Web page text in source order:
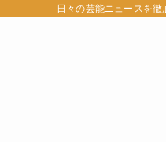
日々の芸能ニュースを徹